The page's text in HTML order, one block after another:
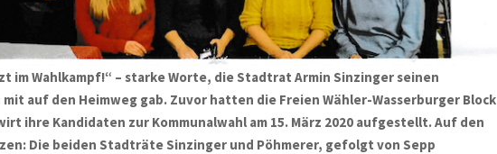
im Wahlkampf!“ – starke Worte, die Stadtrat Armin Sinzinger seinen
auf den Heimweg gab. Zuvor hatten die Freien Wähler-Wasserburger Block
ihre Kandidaten zur Kommunalwahl am 15. März 2020 aufgestellt. Auf den
Die beiden Stadträte Sinzinger und Pöhmerer, gefolgt von Sepp